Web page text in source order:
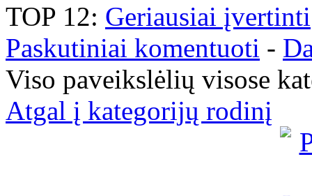
TOP 12: Geriausiai įvertinti
Paskutiniai komentuoti -
Viso paveikslėlių visose
Atgal į kategorijų rodinį